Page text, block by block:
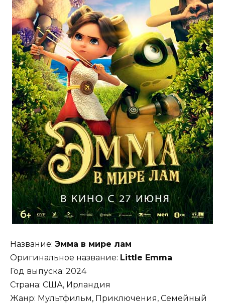
Название: Эмма в мире лам
Оригинальное название: Little Emma
Год выпуска: 2024
Страна: США, Ирландия
Жанр: Мультфильм, Приключения, Семейный